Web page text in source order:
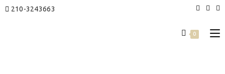
210-3243663
0